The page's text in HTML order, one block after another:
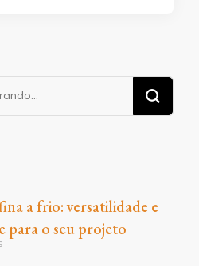
a frio: versatilidade e
para o seu projeto